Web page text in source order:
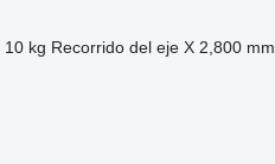
10 kg Recorrido del eje X 2,800 mm